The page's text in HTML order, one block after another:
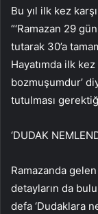
Bu yıl ilk kez
“‘Ramazan 29
tutarak 30’a
Hayatımda ilk
bozmuşumdur’
tutulması
‘DUDAK
Ramazanda
detayların da
defa ‘Dudaklara